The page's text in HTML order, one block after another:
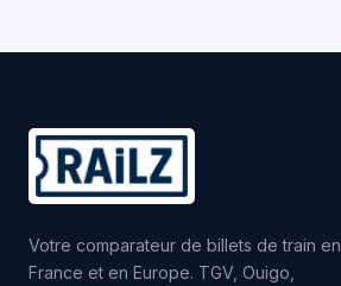
Votre comparateur de billets de train en
France et en Europe. TGV, Ouigo,